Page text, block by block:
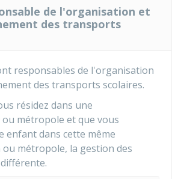
de l'organisation et
des transports
responsables de l'organisation
des transports scolaires.
résidez dans une
ou métropole et que vous
enfant dans cette même
métropole, la gestion des